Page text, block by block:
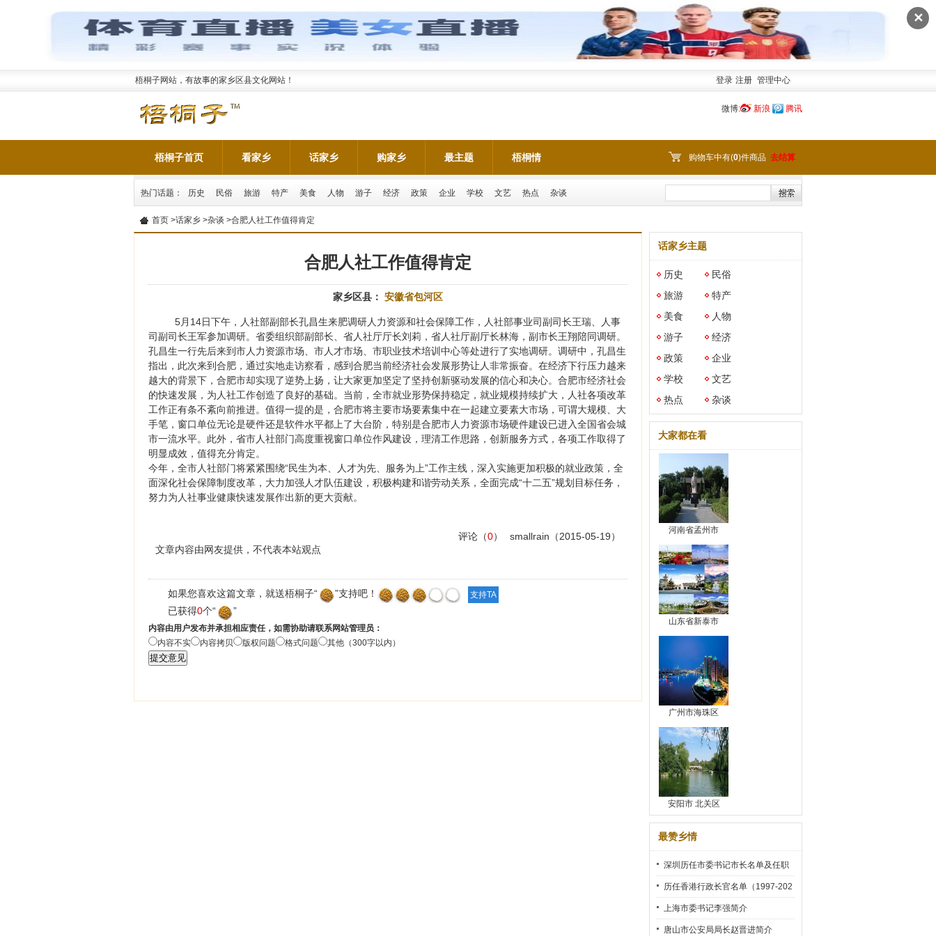
✕
梧桐子网站，有故事的家乡区县文化网站！ 登录 注册 管理中心
微博: 新浪 腾讯
梧桐子首页 看家乡 话家乡 购家乡 最主题 梧桐情 购物车中有(0)件商品 去结算
热门话题： 历史 民俗 旅游 特产 美食 人物 游子 经济 政策 企业 学校 文艺 热点 杂谈
首页 >话家乡 >杂谈 >合肥人社工作值得肯定
合肥人社工作值得肯定
家乡区县： 安徽省包河区
5月14日下午，人社部副部长孔昌生来肥调研人力资源和社会保障工作，人社部事业司副司长王瑞、人事
司副司长王军参加调研。省委组织部副部长、省人社厅厅长刘莉，省人社厅副厅长林海，副市长王翔陪同调研。
孔昌生一行先后来到市人力资源市场、市人才市场、市职业技术培训中心等处进行了实地调研。调研中，孔昌生
指出，此次来到合肥，通过实地走访察看，感到合肥当前经济社会发展形势让人非常振奋。在经济下行压力越来
越大的背景下，合肥市却实现了逆势上扬，让大家更加坚定了坚持创新驱动发展的信心和决心。合肥市经济社会
的快速发展，为人社工作创造了良好的基础。当前，全市就业形势保持稳定，就业规模持续扩大，人社各项改革
工作正有条不紊向前推进。值得一提的是，合肥市将主要市场要素集中在一起建立要素大市场，可谓大规模、大
手笔，窗口单位无论是硬件还是软件水平都上了大台阶，特别是合肥市人力资源市场硬件建设已进入全国省会城
市一流水平。此外，省市人社部门高度重视窗口单位作风建设，理清工作思路，创新服务方式，各项工作取得了
明显成效，值得充分肯定。
今年，全市人社部门将紧紧围绕“民生为本、人才为先、服务为上”工作主线，深入实施更加积极的就业政策，全
面深化社会保障制度改革，大力加强人才队伍建设，积极构建和谐劳动关系，全面完成“十二五”规划目标任务，
努力为人社事业健康快速发展作出新的更大贡献。
smallrain （2015-05-19）
评论（0）
文章内容由网友提供，不代表本站观点
如果您喜欢这篇文章，就送梧桐子“
”支持吧！
已获得0个“ ”
内容由用户发布并承担相应责任，如需协助请联系网站管理员：
内容不实
内容拷贝 版权问题 格式问题 其他（300字以内）
话家乡主题
历史
民俗
旅游
特产
美食
人物
游子
经济
政策
企业
学校
文艺
热点
杂谈
大家都在看
河南省孟州市
山东省新泰市
广州市海珠区
安阳市 北关区
最赞乡情
深圳历任市委书记市长名单及任职
时间
历任香港行政长官名单（1997-202
2）
上海市委书记李强简介
唐山市公安局局长赵晋进简介